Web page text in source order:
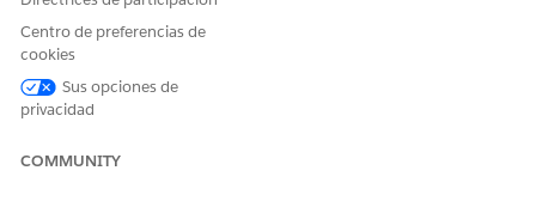
Trabajar con acciones predictivas para servicios de TI
Utilice modelos predictivos para automatizar la gestión de
riesgos en el entorno de TI. Pronostique infracciones de
SLA, distribuciones de incidentes importantes, fallos de
configuración utilizando datos en tiempo real. Identifique
Centro de preferencias de
cookies
Sus opciones de
privacidad
COMMUNITY